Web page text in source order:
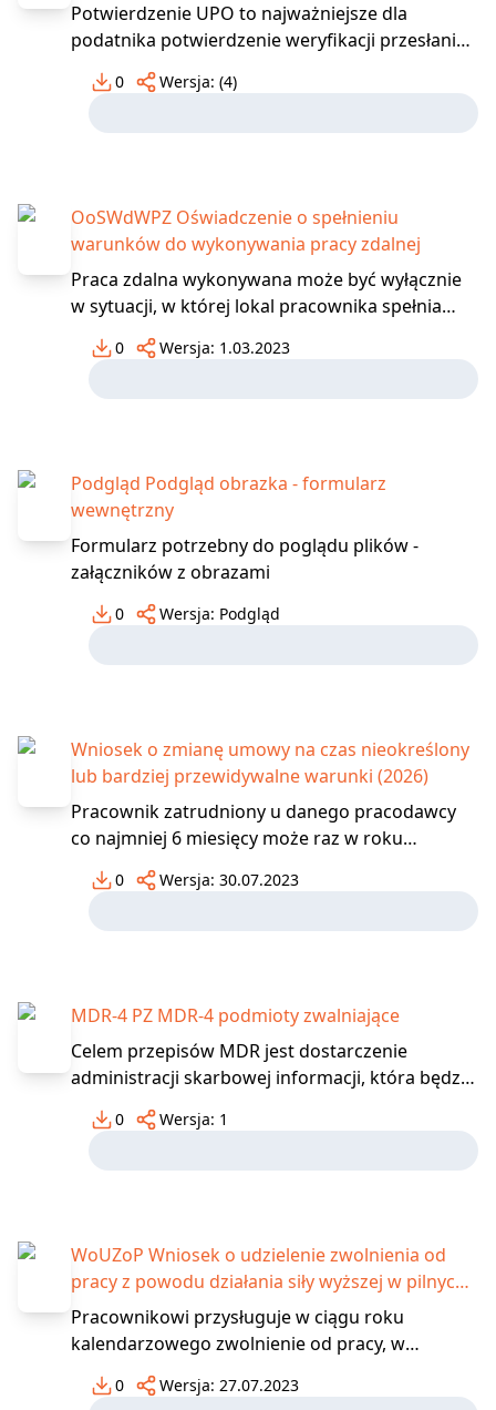
Potwierdzenie UPO to najważniejsze dla
podatnika potwierdzenie weryfikacji przesłania
druku przez Internet. Potwierdza on
poprawność wysyłki druku pod względem
0 Wersja: (4)
OoSWdWPZ Oświadczenie o spełnieniu
warunków do wykonywania pracy zdalnej
Praca zdalna wykonywana może być wyłącznie
w sytuacji, w której lokal pracownika spełnia
wymagania bezpieczeństwa oraz ergonomii
pozwalających na prowadzenie czynności
0 Wersja: 1.03.2023
Podgląd Podgląd obrazka - formularz
wewnętrzny
Formularz potrzebny do poglądu plików -
załączników z obrazami
0 Wersja: Podgląd
Wniosek o zmianę umowy na czas nieokreślony
lub bardziej przewidywalne warunki (2026)
Pracownik zatrudniony u danego pracodawcy
co najmniej 6 miesięcy może raz w roku
kalendarzowym wystąpić do pracodawcy z
wnioskiem, złożonym w postaci papierowej lub
0 Wersja: 30.07.2023
MDR-4 PZ MDR-4 podmioty zwalniające
Celem przepisów MDR jest dostarczenie
administracji skarbowej informacji, która będzie
wykorzystywana przez organy podatkowe do
poprawy jakości systemu podatkowego.
0 Wersja: 1
WoUZoP Wniosek o udzielenie zwolnienia od
pracy z powodu działania siły wyższej w pilnych
sprawach rodzinnych spowodowanych chorobą
lub wypadkiem
Pracownikowi przysługuje w ciągu roku
kalendarzowego zwolnienie od pracy, w
wymiarze 2 dni albo 16 godzin, z powodu
działania siły wyższej w pilnych sprawach
0 Wersja: 27.07.2023